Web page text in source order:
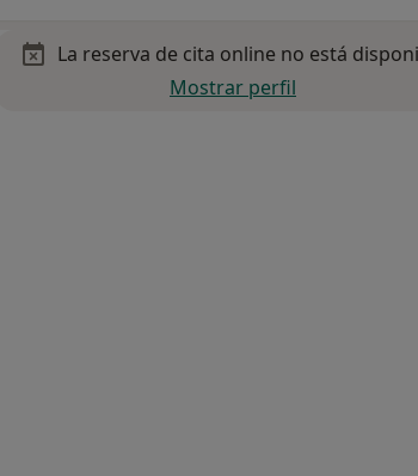
La reserva de cita online no está
Mostrar perfil